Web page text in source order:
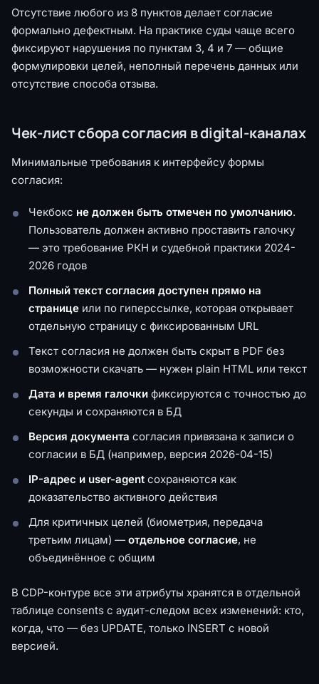
Отсутствие любого из 8 пунктов делает согласие
формально дефектным. На практике суды чаще всего
фиксируют нарушения по пунктам 3, 4 и 7 — общие
формулировки целей, неполный перечень данных или
отсутствие способа отзыва.
Чек-лист сбора согласия в digital-каналах
Минимальные требования к интерфейсу формы
согласия:
Чекбокс не должен быть отмечен по умолчанию.
Пользователь должен активно проставить галочку
— это требование РКН и судебной практики 2024-
2026 годов
Полный текст согласия доступен прямо на
странице или по гиперссылке, которая открывает
отдельную страницу с фиксированным URL
Текст согласия не должен быть скрыт в PDF без
возможности скачать — нужен plain HTML или текст
Дата и время галочки фиксируются с точностью до
секунды и сохраняются в БД
Версия документа согласия привязана к записи о
согласии в БД (например, версия 2026-04-15)
IP-адрес и user-agent сохраняются как
доказательство активного действия
Для критичных целей (биометрия, передача
третьим лицам) — отдельное согласие, не
объединённое с общим
В CDP-контуре все эти атрибуты хранятся в отдельной
таблице consents с аудит-следом всех изменений: кто,
когда, что — без UPDATE, только INSERT с новой
версией.